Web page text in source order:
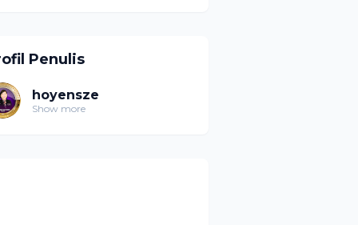
Penulis
hoyensze
Show more